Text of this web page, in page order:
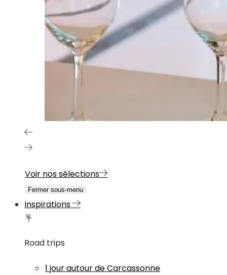
Voir nos sélections
Fermer sous-menu
Inspirations
Road trips
1 jour autour de Carcassonne